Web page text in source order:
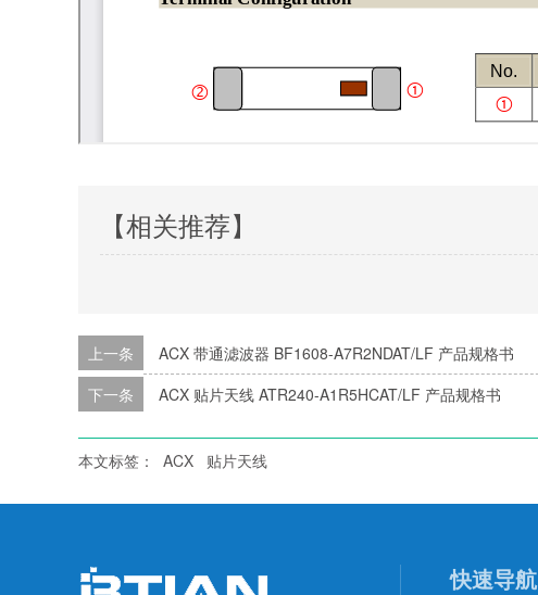
【相关推荐】
上一条
ACX 带通滤波器 BF1608-A7R2NDAT/LF 产品规格书
下一条 ACX 贴片天线 ATR240-A1R5HCAT/LF 产品规格书
本文标签： ACX 贴片天线
快速导航